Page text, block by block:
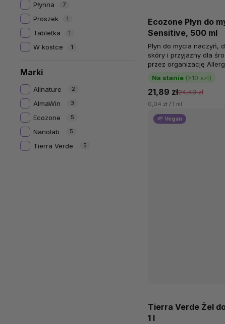
Marki
Allnature 2
AlmaWin 3
Ecozone 5
Nanolab 5
Tierra Verde 5
Płynna 7
Proszek 1
Tabletka 1
W kostce 1
Ecozone Płyn do
Sensitive, 500 ml
Na stanie (>10 szt)
21,89 zł24,43 zł
0,04 zł / 1 ml
Płyn do mycia naczyń,
skóry i przyjazny dla
przez organizację
barwników, składa się w
🌱 Vegan
Tierra Verde Żel
1 l